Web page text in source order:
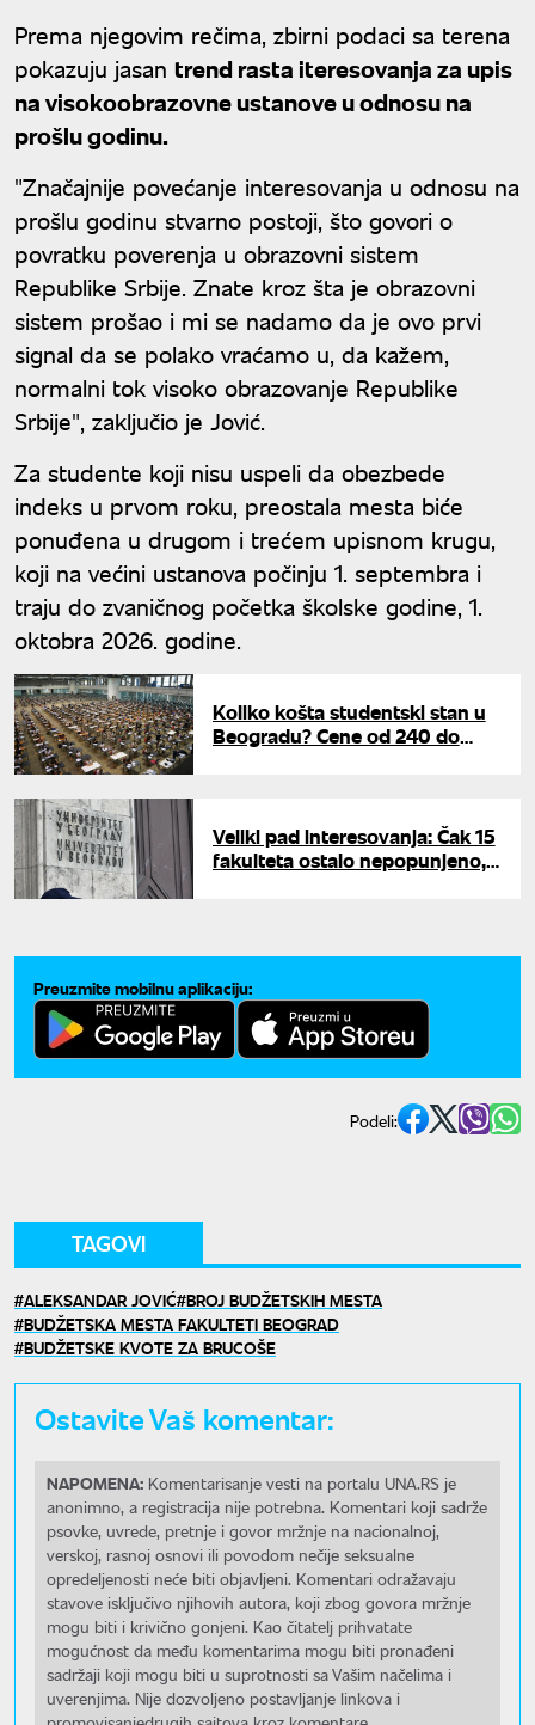
Prema njegovim rečima, zbirni podaci sa terena
pokazuju jasan trend rasta iteresovanja za upis
na visokoobrazovne ustanove u odnosu na
prošlu godinu.
"Značajnije povećanje interesovanja u odnosu na
prošlu godinu stvarno postoji, što govori o
povratku poverenja u obrazovni sistem
Republike Srbije. Znate kroz šta je obrazovni
sistem prošao i mi se nadamo da je ovo prvi
signal da se polako vraćamo u, da kažem,
normalni tok visoko obrazovanje Republike
Srbije", zaključio je Jović.
​Za studente koji nisu uspeli da obezbede
indeks u prvom roku, preostala mesta biće
ponuđena u drugom i trećem upisnom krugu,
koji na većini ustanova počinju 1. septembra i
traju do zvaničnog početka školske godine, 1.
oktobra 2026. godine.
Koliko košta studentski stan u
Beogradu? Cene od 240 do
Veliki pad interesovanja: Čak 15
fakulteta ostalo nepopunjeno,
Preuzmite mobilnu aplikaciju:
Podeli:
TAGOVI
ALEKSANDAR JOVIĆ BROJ BUDŽETSKIH MESTA
BUDŽETSKA MESTA FAKULTETI BEOGRAD
BUDŽETSKE KVOTE ZA BRUCOŠE
Ostavite Vaš komentar:
NAPOMENA: Komentarisanje vesti na portalu UNA.RS je
anonimno, a registracija nije potrebna. Komentari koji sadrže
psovke, uvrede, pretnje i govor mržnje na nacionalnoj,
verskoj, rasnoj osnovi ili povodom nečije seksualne
opredeljenosti neće biti objavljeni. Komentari odražavaju
stavove isključivo njihovih autora, koji zbog govora mržnje
mogu biti i krivično gonjeni. Kao čitatelj prihvatate
mogućnost da među komentarima mogu biti pronađeni
sadržaji koji mogu biti u suprotnosti sa Vašim načelima i
uverenjima. Nije dozvoljeno postavljanje linkova i